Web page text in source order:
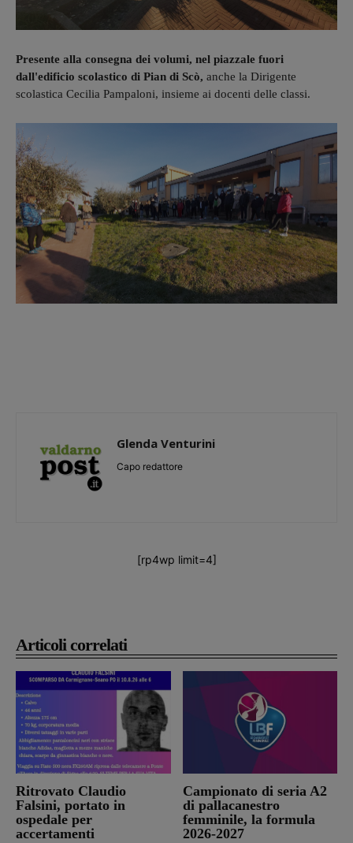
Articoli correlati
Ritrovato Claudio
Falsini, portato in
ospedale per
accertamenti
Campionato di seria A2
di pallacanestro
femminile, la formula
2026-2027
Presente alla consegna dei volumi, nel piazzale fuori
dall'edificio scolastico di Pian di Scò, anche la Dirigente
scolastica Cecilia Pampaloni, insieme ai docenti delle classi.
Glenda Venturini
Capo redattore
[rp4wp limit=4]